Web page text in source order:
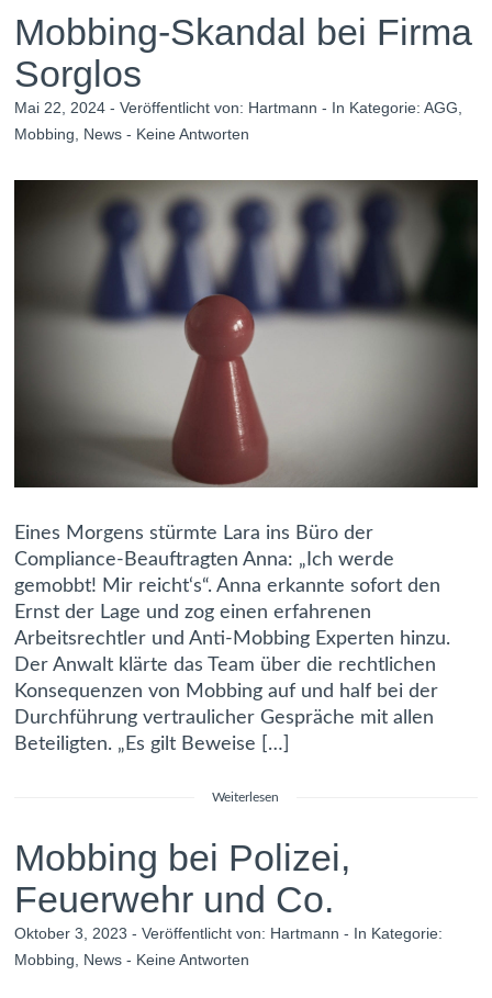
Mobbing-Skandal bei Firma
Sorglos
Mai 22, 2024 - Veröffentlicht von: Hartmann - In Kategorie:AGG
Mobbing
News - Keine Antworten
Eines Morgens stürmte Lara ins Büro der
Compliance-Beauftragten Anna: „Ich werde
gemobbt! Mir reicht‘s“. Anna erkannte sofort den
Ernst der Lage und zog einen erfahrenen
Arbeitsrechtler und Anti-Mobbing Experten hinzu.
Der Anwalt klärte das Team über die rechtlichen
Konsequenzen von Mobbing auf und half bei der
Durchführung vertraulicher Gespräche mit allen
Beteiligten. „Es gilt Beweise […]
Weiterlesen
Mobbing bei Polizei,
Feuerwehr und Co.
Oktober 3, 2023 - Veröffentlicht von: Hartmann - In Kategorie:
Mobbing
News - Keine Antworten